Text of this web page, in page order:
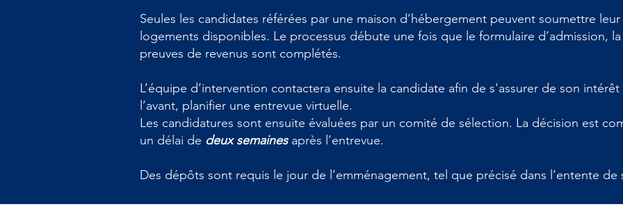
Seules les candidates référées par une maison d’hébergement peuvent soumettre
logements disponibles. Le processus débute une fois que le formulaire d’admission,
preuves de revenus sont complétés.
L’équipe d’intervention contactera ensuite la candidate afin de s'assurer de son
l’avant, planifier une entrevue virtuelle.
Les candidatures sont ensuite évaluées par un comité de sélection. La décision est
un délai de deux semainesaprès l’entrevue.
Des dépôts sont requis le jour de l’emménagement, tel que précisé dans l’entente de